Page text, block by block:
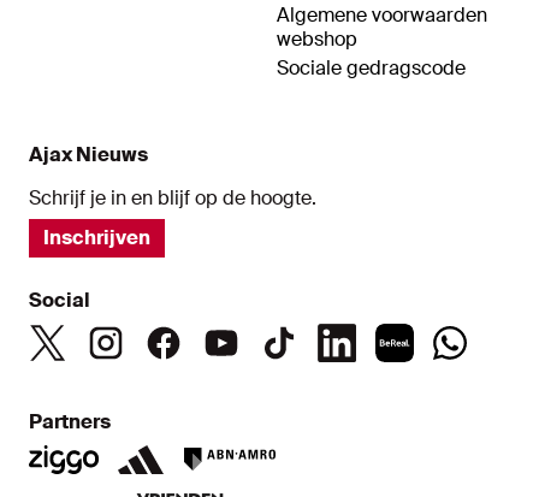
Algemene voorwaarden
webshop
Sociale gedragscode
Ajax Nieuws
Schrijf je in en blijf op de hoogte.
Inschrijven
Social
Partners